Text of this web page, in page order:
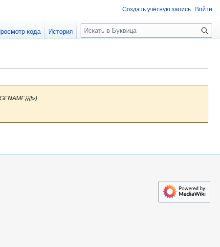
Создать учётную запись Войти
кода История
П
о
к